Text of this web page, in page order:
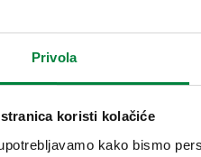
Privola
koristi kolačiće
kako bismo
G 3/4" (ISO 228-1) ŽN